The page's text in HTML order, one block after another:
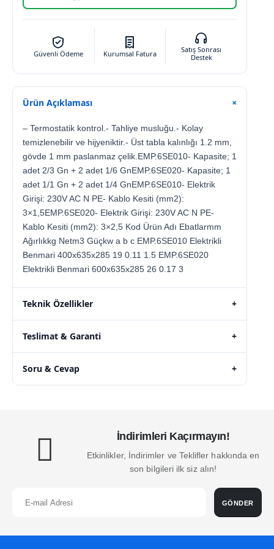
Güvenli Ödeme Kurumsal Fatura
Satış Sonrası
Destek
Ürün Açıklaması +
– Termostatik kontrol.- Tahliye musluğu.- Kolay
temizlenebilir ve hijyeniktir.- Üst tabla kalınlığı 1.2 mm,
gövde 1 mm paslanmaz çelik.EMP.6SE010- Kapasite; 1
adet 2/3 Gn + 2 adet 1/6 GnEMP.6SE020- Kapasite; 1
adet 1/1 Gn + 2 adet 1/4 GnEMP.6SE010- Elektrik
Girişi: 230V AC N PE- Kablo Kesiti (mm2):
3×1,5EMP.6SE020- Elektrik Girişi: 230V AC N PE-
Kablo Kesiti (mm2): 3×2,5 Kod Ürün Adı Ebatlarmm
Ağırlıkkg Netm3 Güçkw a b c EMP.6SE010 Elektrikli
Benmari 400x635x285 19 0.11 1.5 EMP.6SE020
Elektrikli Benmari 600x635x285 26 0.17 3
Teknik Özellikler +
Teslimat & Garanti +
Soru & Cevap +
İndirimleri Kaçırmayın!
Etkinlikler, İndirimler ve Teklifler hakkında en
son bilgileri ilk siz alın!
GÖNDER